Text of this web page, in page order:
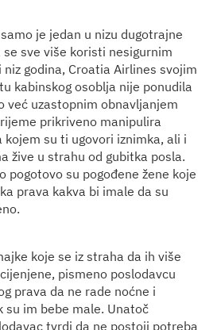
je jedan u nizu dugotrajne
sve više koristi nesigurnim
godina, Croatia Airlines svojim
kabinskog osoblja nije ponudila
već uzastopnim obnavljanjem
prikriveno manipulira
su ti ugovori iznimka, ali i
žive u strahu od gubitka posla.
pogotovo su pogođene žene koje
prava kakva bi imale da su
koje se iz straha da ih više
pismeno poslodavcu
prava da ne rade noćne i
su im bebe male. Unatoč
tvrdi da ne postoji potreba